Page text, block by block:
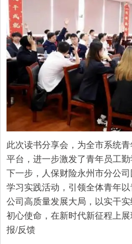
此次读书分享会，为全市系统
平台，进一步激发了青年员工
下一步，人保财险永州市分公
学习实践活动，引领全体青年
公司高质量发展大局，以实干
初心使命，在新时代新征程上
报/反馈